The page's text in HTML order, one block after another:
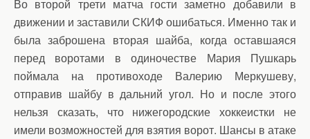
Во второй трети матча гости заметно добавили в
движении и заставили СКИФ ошибаться. Именно так и
была заброшена вторая шайба, когда оставшаяся
перед воротами в одиночестве Мария Пушкарь
поймала на противоходе Валерию Меркушеву,
отправив шайбу в дальний угол. Но и после этого
нельзя сказать, что нижегородские хоккеистки не
имели возможностей для взятия ворот. Шансы в атаке